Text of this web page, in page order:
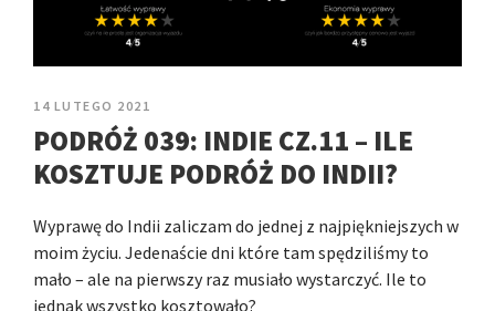
14 LUTEGO 2021
PODRÓŻ 039: INDIE CZ.11 – ILE
KOSZTUJE PODRÓŻ DO INDII?
Wyprawę do Indii zaliczam do jednej z najpiękniejszych w
moim życiu. Jedenaście dni które tam spędziliśmy to
mało – ale na pierwszy raz musiało wystarczyć. Ile to
jednak wszystko kosztowało?